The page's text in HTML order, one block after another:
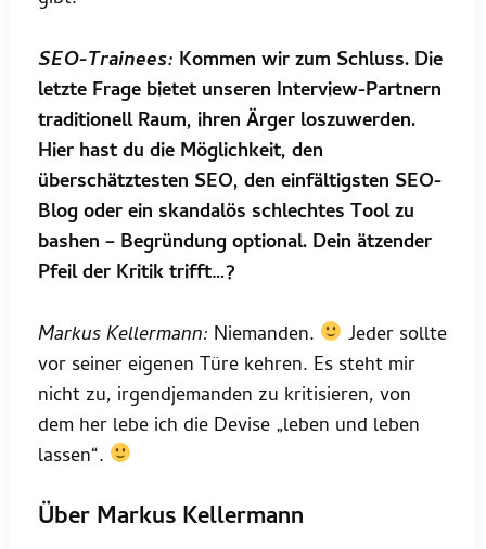
SEO-Trainees: Kommen wir zum Schluss. Die
letzte Frage bietet unseren Interview-Partnern
traditionell Raum, ihren Ärger loszuwerden.
Hier hast du die Möglichkeit, den
überschätztesten SEO, den einfältigsten SEO-
Blog oder ein skandalös schlechtes Tool zu
bashen – Begründung optional. Dein ätzender
Pfeil der Kritik trifft…?
Markus Kellermann: Niemanden.
Jeder sollte
vor seiner eigenen Türe kehren. Es steht mir
nicht zu, irgendjemanden zu kritisieren, von
dem her lebe ich die Devise „leben und leben
lassen“.
Über Markus Kellermann